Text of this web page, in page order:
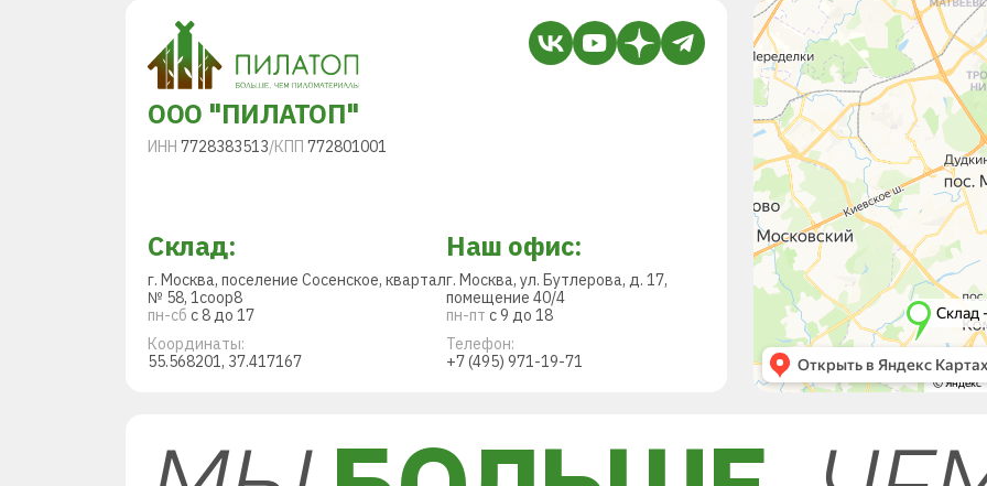
ООО "ПИЛАТОП"
ИНН 7728383513/КПП 772801001
Склад:
г. Москва, поселение Сосенское, квартал
№ 58, 1соор8
пн-сб с 8 до 17
Координаты:
55.568201, 37.417167
Наш офис:
г. Москва, ул. Бутлерова, д. 17,
помещение 40/4
пн-пт с 9 до 18
Телефон:
+7 (495) 971-19-71